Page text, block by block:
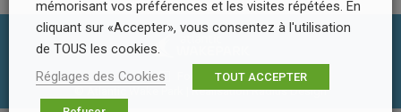
Footer Menu
© Atlantic Wake Park | RéalisationRadius Design
mémorisant vos préférences et les visites répétées. En
cliquant sur «Accepter», vous consentez à l'utilisation
de TOUS les cookies.
Réglages des Cookies
TOUT ACCEPTER